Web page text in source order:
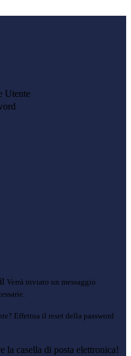
Utente
Verrà inviato un messaggio
Effettua il reset della password
la casella di posta elettronica!